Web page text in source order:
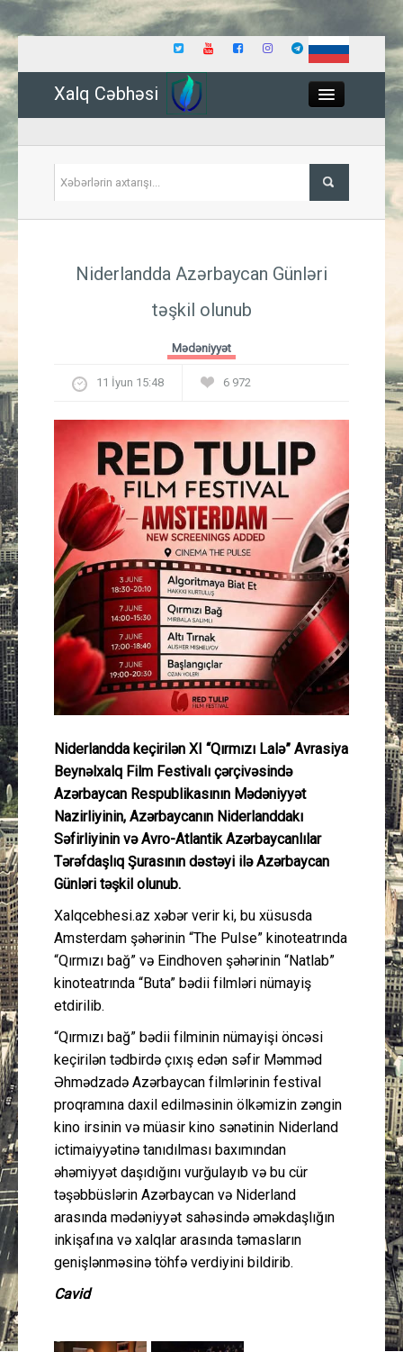
Xalq Cəbhəsi
İqtisadiyyat
Güney Azərbaycan
Mədəniyyət
Müsahibə
İdman
Layihə
Gündəm
Cəmiyyət
Peşə etikası
Əlaqə
Niderlandda Azərbaycan Günləri
təşkil olunub
Mədəniyyət
11 İyun 15:48 6 972
Niderlandda keçirilən XI “Qırmızı Lalə” Avrasiya
Beynəlxalq Film Festivalı çərçivəsində
Azərbaycan Respublikasının Mədəniyyət
Nazirliyinin, Azərbaycanın Niderlanddakı
Səfirliyinin və Avro-Atlantik Azərbaycanlılar
Tərəfdaşlıq Şurasının dəstəyi ilə Azərbaycan
Günləri təşkil olunub.
Xalqcebhesi.az xəbər verir ki, bu xüsusda
Amsterdam şəhərinin “The Pulse” kinoteatrında
“Qırmızı bağ” və Eindhoven şəhərinin “Natlab”
kinoteatrında “Buta” bədii filmləri nümayiş
etdirilib.
“Qırmızı bağ” bədii filminin nümayişi öncəsi
keçirilən tədbirdə çıxış edən səfir Məmməd
Əhmədzadə Azərbaycan filmlərinin festival
proqramına daxil edilməsinin ölkəmizin zəngin
kino irsinin və müasir kino sənətinin Niderland
ictimaiyyətinə tanıdılması baxımından
əhəmiyyət daşıdığını vurğulayıb və bu cür
təşəbbüslərin Azərbaycan və Niderland
arasında mədəniyyət sahəsində əməkdaşlığın
inkişafına və xalqlar arasında təmasların
genişlənməsinə töhfə verdiyini bildirib.
Cavid